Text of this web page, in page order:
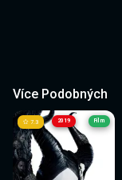
Více Podobných
2019
7.3 Film